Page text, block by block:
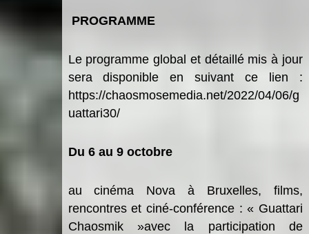
PROGRAMME
Le programme global et détaillé mis à jour
sera disponible en suivant ce lien :
https://chaosmosemedia.net/2022/04/06/g
uattari30/
Du 6 au 9 octobre
au cinéma Nova à Bruxelles, films,
rencontres et ciné-conférence :« Guattari
Chaosmik»avec la participation de